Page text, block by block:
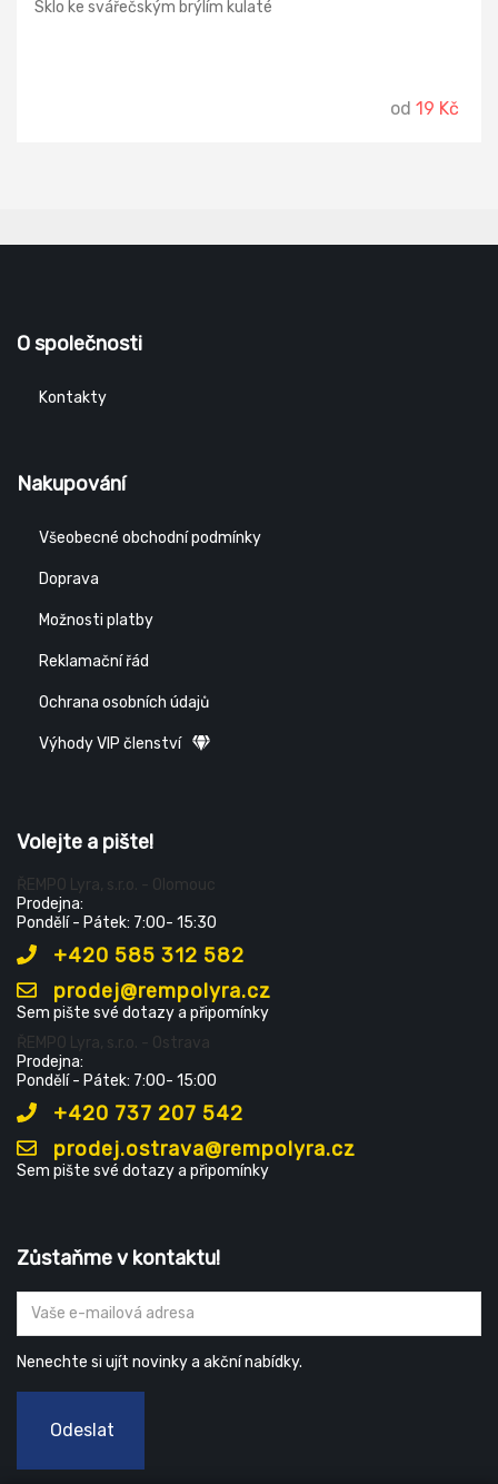
Sklo ke svářečským brýlím kulaté
od 19 Kč
O společnosti
Kontakty
Nakupování
Všeobecné obchodní podmínky
Doprava
Možnosti platby
Reklamační řád
Ochrana osobních údajů
Výhody VIP členství
Volejte a pište!
ŘEMPO Lyra, s.r.o. - Olomouc
Prodejna:
Pondělí - Pátek: 7:00- 15:30
+420 585 312 582
prodej@rempolyra.cz
Sem pište své dotazy a připomínky
ŘEMPO Lyra, s.r.o. - Ostrava
Prodejna:
Pondělí - Pátek: 7:00- 15:00
+420 737 207 542
prodej.ostrava@rempolyra.cz
Sem pište své dotazy a připomínky
Zůstaňme v kontaktu!
Nenechte si ujít novinky a akční nabídky.
Odeslat